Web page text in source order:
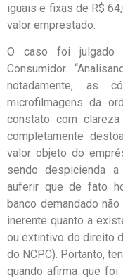
iguais e fixas de R$
valor emprestado.
O caso foi
Consumidor.
notadamente, as
microfilmagens da
constato com
completamente
valor objeto do
sendo despicienda
auferir que de fato
banco demandado
inerente quanto a
ou extintivo do direito
do NCPC). Portanto,
quando afirma que